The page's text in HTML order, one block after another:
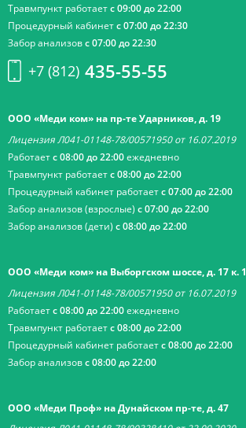
Травмпункт работаетс 09:00 до 22:00
Процедурный кабинетс 07:00 до 22:30
Забор анализовс 07:00 до 22:30
+7 (812) 435-55-55
ООО «Меди ком» на пр-те Ударников, д. 19
Лицензия Л041-01148-78/00571950 от 16.07.2019
Работаетс 08:00 до 22:00ежедневно
Травмпункт работаетс 08:00 до 22:00
Процедурный кабинет работаетс 07:00 до 22:00
Забор анализов (взрослые) с 07:00 до 22:00
Забор анализов (дети) с 08:00 до 22:00
ООО «Меди ком» на Выборгском шоссе, д. 17 к. 1
Лицензия Л041-01148-78/00571950 от 16.07.2019
Работаетс 08:00 до 22:00ежедневно
Травмпункт работаетс 08:00 до 22:00
Процедурный кабинет работаетс 08:00 до 22:00
Забор анализовс 08:00 до 22:00
ООО «Меди Проф» на Дунайском пр-те, д. 47